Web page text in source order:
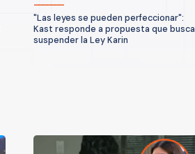
"Las leyes se pueden perfeccionar":
Kast responde a propuesta que busca
suspender la Ley Karin